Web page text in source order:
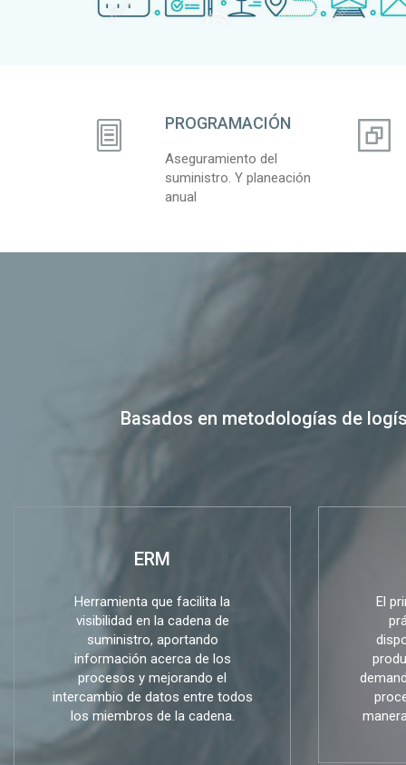
PROGRAMACIÓN
Aseguramiento del
suministro. Y planeación
anual
Basados en metodologías de
ERM
Herramienta que facilita la
visibilidad en la cadena de
suministro, aportando
información acerca de los
procesos y mejorando el
intercambio de datos entre todos
los miembros de la cadena.
El